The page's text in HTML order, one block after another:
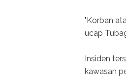
"Korban
ucap
Insiden
kawasan